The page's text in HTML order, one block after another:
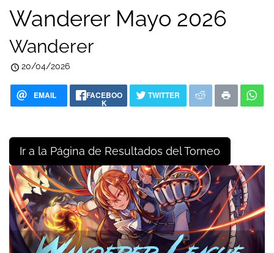
Wanderer Mayo 2026
Wanderer
20/04/2026
EMAIL FACEBOO
K
TWITTER
Ir a la Página de Resultados del Torneo